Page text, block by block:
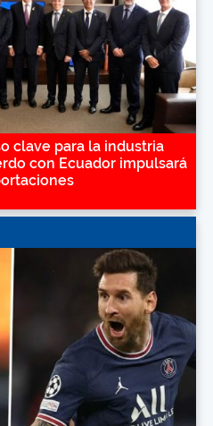
clave para la industria
con Ecuador impulsará